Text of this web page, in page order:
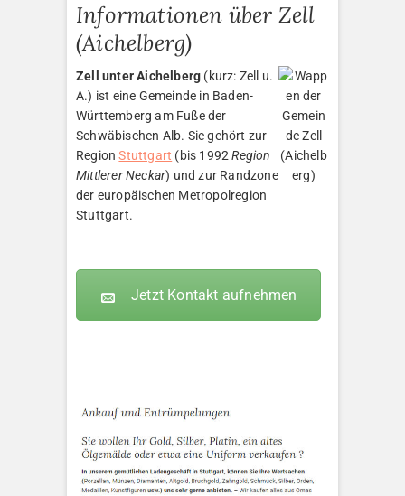
Informationen über Zell
(Aichelberg)
Zell unter Aichelberg (kurz: Zell u.
A.) ist eine Gemeinde in Baden-
Württemberg am Fuße der
Schwäbischen Alb. Sie gehört zur
RegionStuttgart (bis 1992Region
Mittlerer Neckar) und zur Randzone
der europäischen Metropolregion
Stuttgart.
Jetzt Kontakt aufnehmen